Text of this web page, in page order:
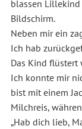
blassen
Bildschirm.
Neben mir ein
Ich hab
Das Kind flüstert
Ich konnte mir
bist mit einem
Milchreis,
„Hab dich lieb,